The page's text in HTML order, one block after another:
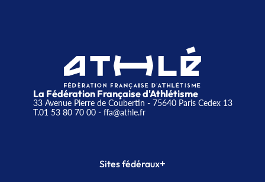
La Fédération Française d'Athlétisme
33 Avenue Pierre de Coubertin - 75640 Paris Cedex 13
T.01 53 80 70 00- ffa@athle.fr
Sites fédéraux+